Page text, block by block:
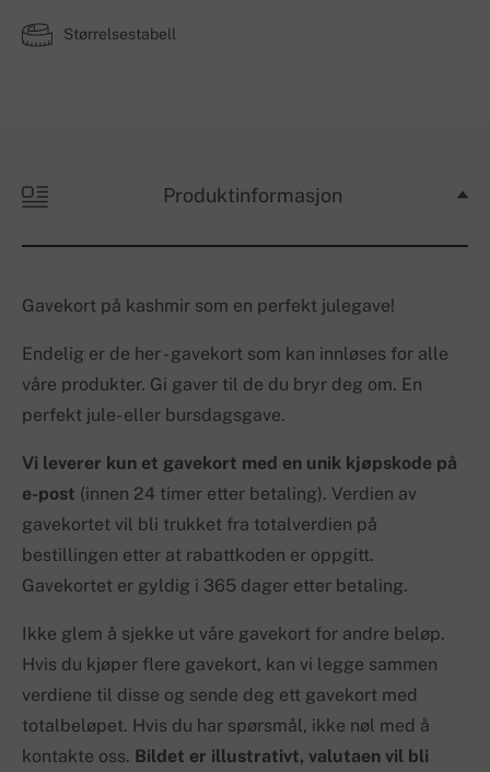
Størrelsestabell
Produktinformasjon
Gavekort på kashmir som en perfekt julegave!
Endelig er de her - gavekort som kan innløses for alle
våre produkter. Gi gaver til de du bryr deg om. En
perfekt jule- eller bursdagsgave.
Vi leverer kun et gavekort med en unik kjøpskode på
e-post (innen 24 timer etter betaling). Verdien av
gavekortet vil bli trukket fra totalverdien på
bestillingen etter at rabattkoden er oppgitt.
Gavekortet er gyldig i 365 dager etter betaling.
Ikke glem å sjekke ut våre gavekort for andre beløp.
Hvis du kjøper flere gavekort, kan vi legge sammen
verdiene til disse og sende deg ett gavekort med
totalbeløpet. Hvis du har spørsmål, ikke nøl med å
kontakte oss. Bildet er illustrativt, valutaen vil bli